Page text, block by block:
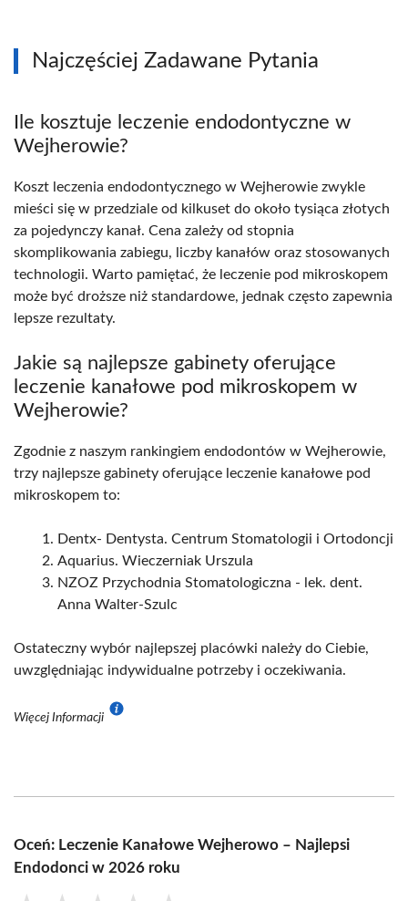
Najczęściej Zadawane Pytania
Ile kosztuje leczenie endodontyczne w
Wejherowie?
Koszt leczenia endodontycznego w Wejherowie zwykle
mieści się w przedziale od kilkuset do około tysiąca złotych
za pojedynczy kanał. Cena zależy od stopnia
skomplikowania zabiegu, liczby kanałów oraz stosowanych
technologii. Warto pamiętać, że leczenie pod mikroskopem
może być droższe niż standardowe, jednak często zapewnia
lepsze rezultaty.
Jakie są najlepsze gabinety oferujące
leczenie kanałowe pod mikroskopem w
Wejherowie?
Zgodnie z naszym rankingiem endodontów w Wejherowie,
trzy najlepsze gabinety oferujące leczenie kanałowe pod
mikroskopem to:
Dentx- Dentysta. Centrum Stomatologii i Ortodoncji
Aquarius. Wieczerniak Urszula
NZOZ Przychodnia Stomatologiczna - lek. dent.
Anna Walter-Szulc
Ostateczny wybór najlepszej placówki należy do Ciebie,
uwzględniając indywidualne potrzeby i oczekiwania.
Więcej Informacji
Oceń: Leczenie Kanałowe Wejherowo – Najlepsi
Endodonci w 2026 roku